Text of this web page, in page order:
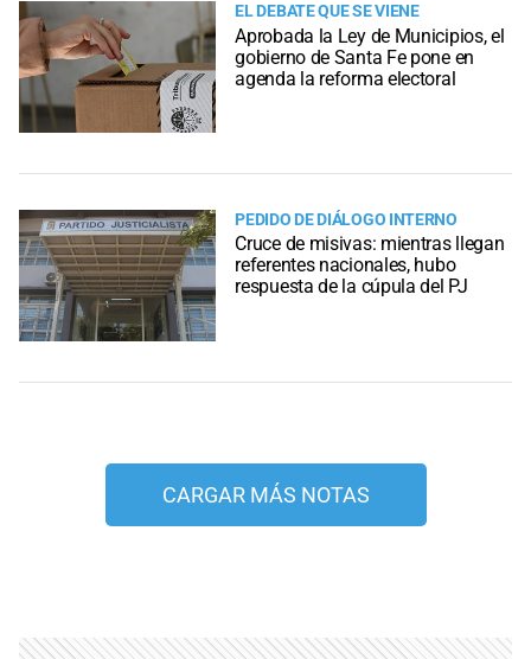
EL DEBATE QUE SE VIENE
Aprobada la Ley de Municipios, el
gobierno de Santa Fe pone en
agenda la reforma electoral
PEDIDO DE DIÁLOGO INTERNO
Cruce de misivas: mientras llegan
referentes nacionales, hubo
respuesta de la cúpula del PJ
CARGAR MÁS NOTAS